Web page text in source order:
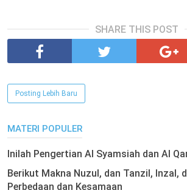
SHARE THIS POST
Posting Lebih Baru
MATERI POPULER
Inilah Pengertian Al Syamsiah dan Al
Berikut Makna Nuzul, dan Tanzil, Inzal,
Perbedaan dan Kesamaan